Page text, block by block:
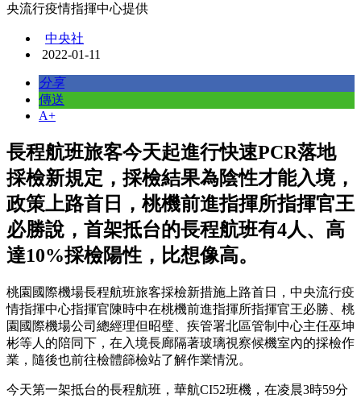
央流行疫情指揮中心提供
中央社
2022-01-11
分享
傳送
A+
長程航班旅客今天起進行快速PCR落地
採檢新規定，採檢結果為陰性才能入境，
政策上路首日，桃機前進指揮所指揮官王
必勝說，首架抵台的長程航班有4人、高
達10%採檢陽性，比想像高。
桃園國際機場長程航班旅客採檢新措施上路首日，中央流行疫
情指揮中心指揮官陳時中在桃機前進指揮所指揮官王必勝、桃
園國際機場公司總經理但昭璧、疾管署北區管制中心主任巫坤
彬等人的陪同下，在入境長廊隔著玻璃視察候機室內的採檢作
業，隨後也前往檢體篩檢站了解作業情況。
今天第一架抵台的長程航班，華航CI52班機，在凌晨3時59分